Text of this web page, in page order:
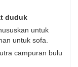
duduk
untuk
untuk sofa.
campuran bulu